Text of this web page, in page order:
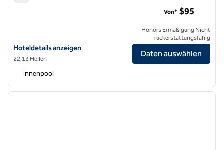
Hoteldetails für das Hilton Garden Inn Palo Alto anzeigen
Hoteldetails anzeigen
22,13 Meilen
Von* $95
Honors Ermäßigung Nicht
rückerstattungsfähig
Daten auswählen
Innenpool
1 von 12